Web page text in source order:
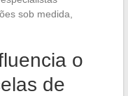
sob medida,
o
de